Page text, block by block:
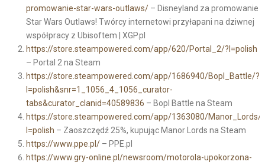
promowanie-star-wars-outlaws/– Disneyland za promowanie
Star Wars Outlaws! Twórcy internetowi przyłapani na dziwnej
współpracy z Ubisoftem | XGP.pl
https://store.steampowered.com/app/620/Portal_2/?l=polish
– Portal 2 na Steam
https://store.steampowered.com/app/1686940/Bopl_Battle/?
l=polish&snr=1_1056_4_1056_curator-
tabs&curator_clanid=40589836 – Bopl Battle na Steam
https://store.steampowered.com/app/1363080/Manor_Lords/?
l=polish – Zaoszczędź 25%, kupując Manor Lords na Steam
https://www.ppe.pl/– PPE.pl
https://www.gry-online.pl/newsroom/motorola-upokorzona-